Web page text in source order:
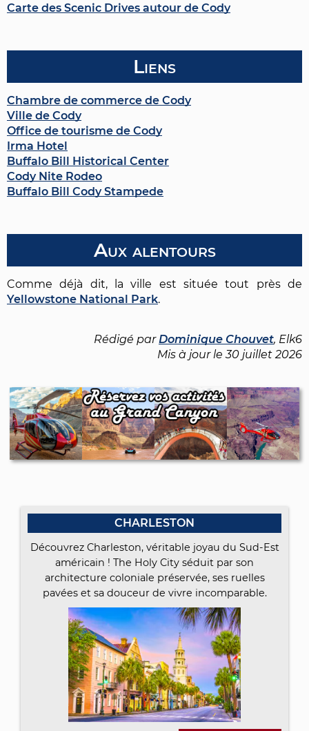
Carte des Scenic Drives autour de Cody
Liens
Chambre de commerce de Cody
Ville de Cody
Office de tourisme de Cody
Irma Hotel
Buffalo Bill Historical Center
Cody Nite Rodeo
Buffalo Bill Cody Stampede
Aux alentours
Comme déjà dit, la ville est située tout près de
Yellowstone National Park.
Rédigé par Dominique Chouvet, Elk6
Mis à jour le30 juillet 2026
CHARLESTON
Découvrez Charleston, véritable joyau du Sud-Est
américain ! The Holy City séduit par son
architecture coloniale préservée, ses ruelles
pavées et sa douceur de vivre incomparable.